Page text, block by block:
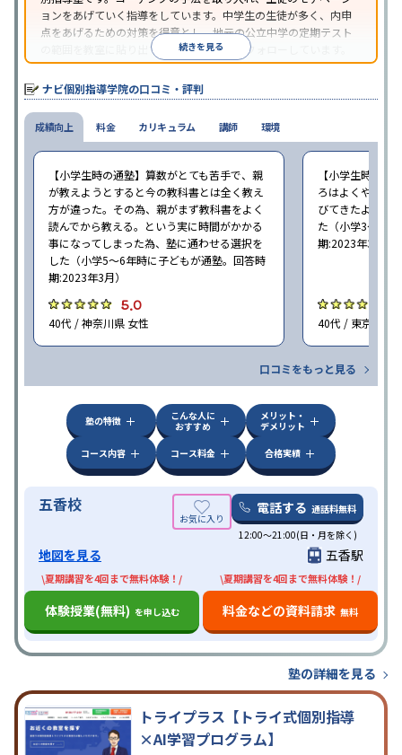
ョンをあげていく指導をしています。中学生の生徒が多く、内申
点をあげるための対策を得意とし、地元の公立中学の定期テスト
の範囲を教室に貼り出すなど手厚く学習をフォローしています。
オリジナルテキストを使用しており、特に英語は各教科書に合わ
せたテキストを使った「先取り学習」で理解度を深められます。
続きを見る
ナビ個別指導学院の口コミ・評判
成績向上
【小学生時の通塾】算数がとても苦手で、親
が教えようとすると今の教科書とは全く教え
方が違った。その為、親がまず教科書をよく
読んでから教える。という実に時間がかかる
事になってしまった為、塾に通わせる選択を
した（小学5〜6年時に子どもが通塾。回答時
期:2023年3月）
5.0
40代 / 神奈川県 女性
【小学生時の通
ろはよくやり方
びてきたようで
た（小学3〜6年
期:2023年3月）
40代 / 東京都 女
口コミをもっと見る
料金 カリキュラム 講師 環境
塾の特徴
こんな人に
おすすめ
メリット・
デメリット
コース内容
コース料金 合格実績
五香校 電話する 通話料無料
12:00～21:00(日・月を除く)
地図を見る 五香駅
\夏期講習を4回まで無料体験！/
体験授業(無料) を申し込む
\夏期講習を4回まで無料体験！/
料金などの資料請求 無料
塾の詳細を見る
トライプラス【トライ式個別指導
×AI学習プログラム】